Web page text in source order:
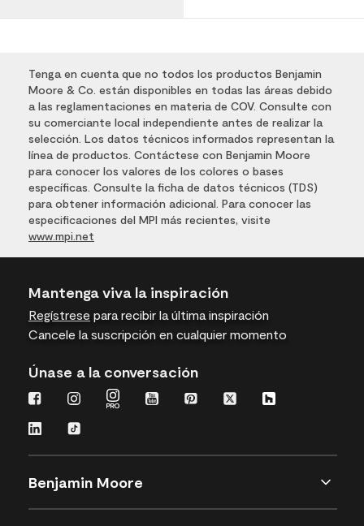
Tenga en cuenta que no todos los productos Benjamin
Moore & Co. están disponibles en todas las áreas debido
a las reglamentaciones en materia de COV. Consulte con
su comerciante local independiente antes de realizar la
selección. Los datos técnicos informados representan la
línea de productos. Contáctese con Benjamin Moore
para conocer los valores de los colores o bases
específicas. Consulte la ficha de datos técnicos (TDS)
para obtener información adicional. Para conocer las
especificaciones del MPI más recientes, visite
www.mpi.net
Mantenga viva la inspiración
Regístrese para recibir la última inspiración
Cancele la suscripción en cualquier momento
Únase a la conversación
Benjamin Moore